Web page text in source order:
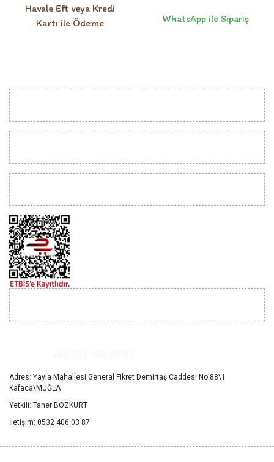
Havale Eft veya Kredi
Kartı ile Ödeme
WhatsApp ile Sipariş
Adres: Yayla Mahallesi General Fikret Demirtaş Caddesi No:88\1
Kafaca\MUĞLA
Yetkili: Taner BOZKURT
İletişim: 0532 406 03 87